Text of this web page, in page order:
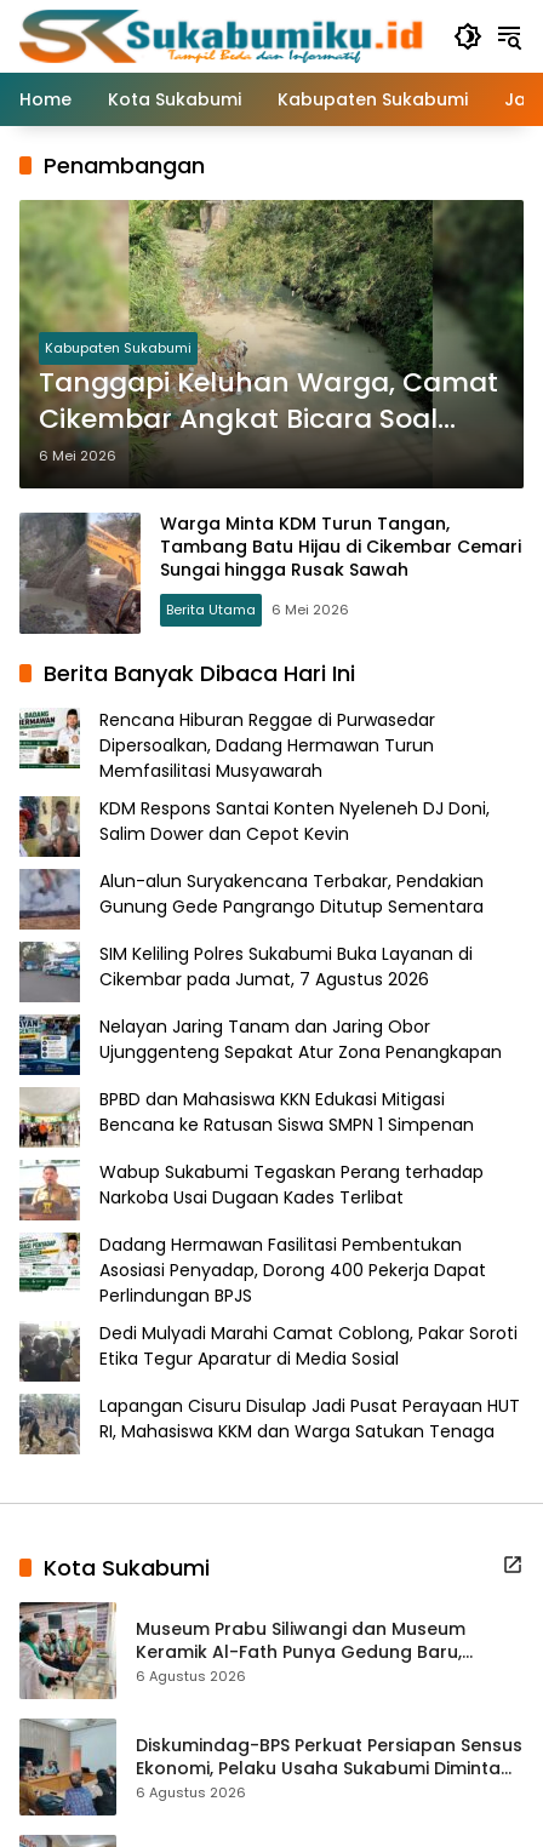
Langsung
konten
Home
Kota Sukabumi Kabupaten Sukabumi
Penambangan
Kabupaten Sukabumi
Tanggapi Keluhan Warga, Camat
Cikembar Angkat Bicara Soal
Tambang Batu Hijau
6 Mei 2026
Warga Minta KDM Turun Tangan,
Tambang Batu Hijau di Cikembar Cemari
Sungai hingga Rusak Sawah
Berita Utama 6 Mei 2026
Berita Banyak Dibaca Hari Ini
Rencana Hiburan Reggae di Purwasedar
Dipersoalkan, Dadang Hermawan Turun
Memfasilitasi Musyawarah
KDM Respons Santai Konten Nyeleneh DJ Doni,
Salim Dower dan Cepot Kevin
Alun-alun Suryakencana Terbakar, Pendakian
Gunung Gede Pangrango Ditutup Sementara
SIM Keliling Polres Sukabumi Buka Layanan di
Cikembar pada Jumat, 7 Agustus 2026
Nelayan Jaring Tanam dan Jaring Obor
Ujunggenteng Sepakat Atur Zona Penangkapan
BPBD dan Mahasiswa KKN Edukasi Mitigasi
Bencana ke Ratusan Siswa SMPN 1 Simpenan
Wabup Sukabumi Tegaskan Perang terhadap
Narkoba Usai Dugaan Kades Terlibat
Dadang Hermawan Fasilitasi Pembentukan
Asosiasi Penyadap, Dorong 400 Pekerja Dapat
Perlindungan BPJS
Dedi Mulyadi Marahi Camat Coblong, Pakar Soroti
Etika Tegur Aparatur di Media Sosial
Lapangan Cisuru Disulap Jadi Pusat Perayaan HUT
RI, Mahasiswa KKM dan Warga Satukan Tenaga
Kota Sukabumi
Museum Prabu Siliwangi dan Museum
Keramik Al-Fath Punya Gedung Baru,
Hampir 500 Koleksi Dipisahkan
6 Agustus 2026
Diskumindag-BPS Perkuat Persiapan Sensus
Ekonomi, Pelaku Usaha Sukabumi Diminta
Terbuka Beri Data
6 Agustus 2026